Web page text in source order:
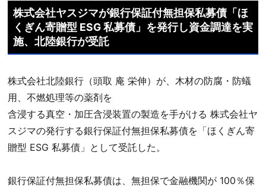
株式会社ヤスジマが銀行保証付無担保私募債「ほ
くぎん寄贈型 ESG 私募債」を発行し資金調達を実
施、北陸銀行が受託
株式会社北陸銀行（頭取 庵 栄伸）が、木材の防腐・防蟻
用、不燃処理等の薬剤を
含浸する真空・加圧含浸装置の製造を手がける 株式会社ヤ
スジマの発行する銀行保証付無担保私募債を「ほくぎん寄
贈型 ESG 私募債」として受託した。
銀行保証付無担保私募債は、無担保で金融機関が 100％保